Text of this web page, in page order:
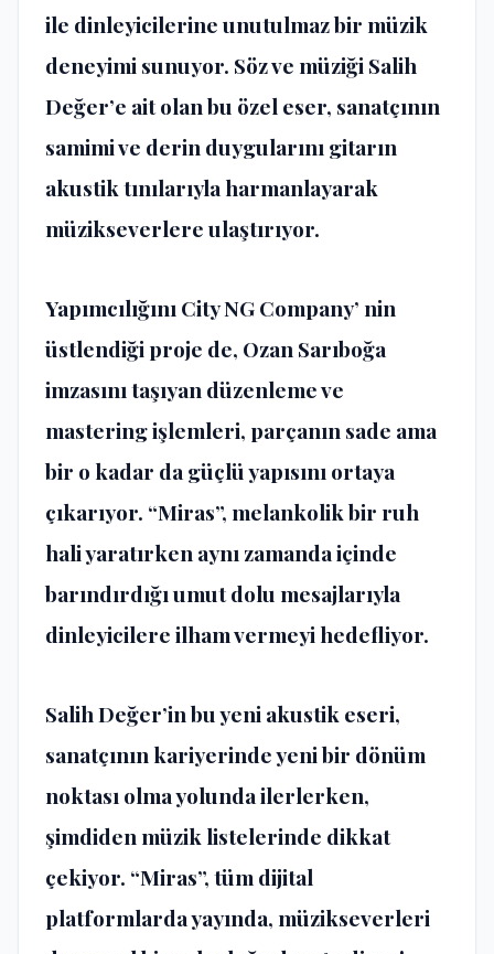
ile dinleyicilerine unutulmaz bir müzik
deneyimi sunuyor. Söz ve müziği Salih
Değer’e ait olan bu özel eser, sanatçının
samimi ve derin duygularını gitarın
akustik tınılarıyla harmanlayarak
müzikseverlere ulaştırıyor.
Yapımcılığını City NG Company’ nin
üstlendiği proje de, Ozan Sarıboğa
imzasını taşıyan düzenleme ve
mastering işlemleri, parçanın sade ama
bir o kadar da güçlü yapısını ortaya
çıkarıyor. “Miras”, melankolik bir ruh
hali yaratırken aynı zamanda içinde
barındırdığı umut dolu mesajlarıyla
dinleyicilere ilham vermeyi hedefliyor.
Salih Değer’in bu yeni akustik eseri,
sanatçının kariyerinde yeni bir dönüm
noktası olma yolunda ilerlerken,
şimdiden müzik listelerinde dikkat
çekiyor. “Miras”, tüm dijital
platformlarda yayında, müzikseverleri